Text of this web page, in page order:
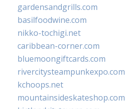
gardensandgrills.com
basilfoodwine.com
nikko-tochigi.net
caribbean-corner.com
bluemoongiftcards.com
rivercitysteampunkexpo.com
kchoops.net
mountainsideskateshop.com